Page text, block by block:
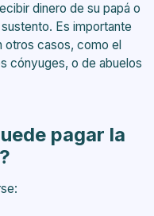
dinero de su papá o
Es importante
otros casos, como el
cónyuges, o de abuelos
pagar la